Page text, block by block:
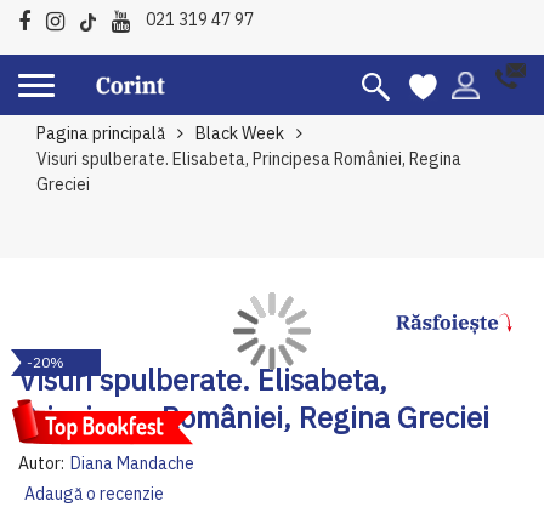
021 319 47 97
Pagina principală
Black Week
Visuri spulberate. Elisabeta, Principesa României, Regina
Greciei
Visuri spulberate. Elisabeta,
Principesa României, Regina Greciei
Autor: Diana Mandache
Adaugă o recenzie
to
the
end
of
the
images
-20%